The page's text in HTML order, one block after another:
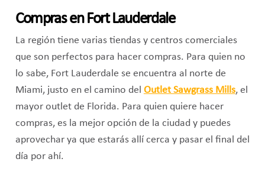
Compras en Fort Lauderdale
La región tiene varias tiendas y centros comerciales
que son perfectos para hacer compras. Para quien no
lo sabe, Fort Lauderdale se encuentra al norte de
Miami, justo en el camino del Outlet Sawgrass Mills, el
mayor outlet de Florida. Para quien quiere hacer
compras, es la mejor opción de la ciudad y puedes
aprovechar ya que estarás allí cerca y pasar el final del
día por ahí.